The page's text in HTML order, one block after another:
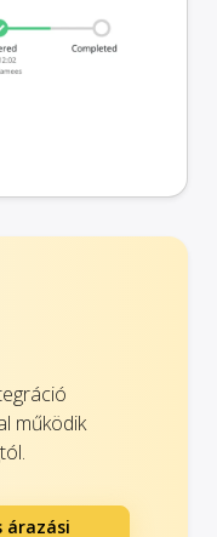
működik
árazási